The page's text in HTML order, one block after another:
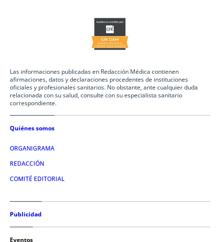
Las informaciones publicadas en Redacción Médica contienen
afirmaciones, datos y declaraciones procedentes de instituciones
oficiales y profesionales sanitarios. No obstante, ante cualquier duda
relacionada con su salud, consulte con su especialista sanitario
correspondiente.
Quiénes somos
ORGANIGRAMA
REDACCIÓN
COMITÉ EDITORIAL
Publicidad
Eventos